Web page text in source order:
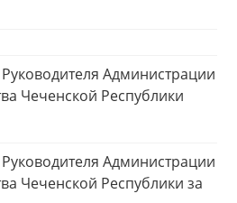
Администрации
Чеченской Республики
Администрации
Чеченской Республики за